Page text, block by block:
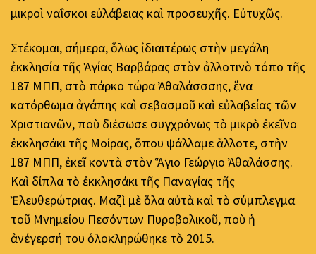
μικροὶ ναΐσκοι εὐλάβειας καὶ προσευχῆς. Εὐτυχῶς.
Στέκομαι, σήμερα, ὅλως ἰδιαιτέρως στὴν μεγάλη
ἐκκλησία τῆς Ἁγίας Βαρβάρας στὸν ἀλλοτινὸ τόπο τῆς
187 ΜΠΠ, στὸ πάρκο τώρα Ἀθαλάσσσης, ἕνα
κατόρθωμα ἀγάπης καὶ σεβασμοῦ καὶ εὐλαβείας τῶν
Χριστιανῶν, ποὺ διέσωσε συγχρόνως τὸ μικρὸ ἐκεῖνο
ἐκκλησάκι τῆς Μοίρας, ὅπου ψάλλαμε ἄλλοτε, στὴν
187 ΜΠΠ, ἐκεῖ κοντὰ στὸν Ἅγιο Γεώργιο Ἀθαλάσσης.
Καὶ δίπλα τὸ ἐκκλησάκι τῆς Παναγίας τῆς
Ἐλευθερώτριας. Μαζὶ μὲ ὅλα αὐτὰ καὶ τὸ σύμπλεγμα
τοῦ Μνημείου Πεσόντων Πυροβολικοῦ, ποὺ ἡ
ἀνέγερσή του ὁλοκληρώθηκε τὸ 2015.